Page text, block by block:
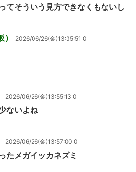
てそういう見方できなくもないし
2026/06/26(金)13:35:51 0
2026/06/26(金)13:55:13 0
ないよね
2026/06/26(金)13:57:00 0
たメガイッカネズミ